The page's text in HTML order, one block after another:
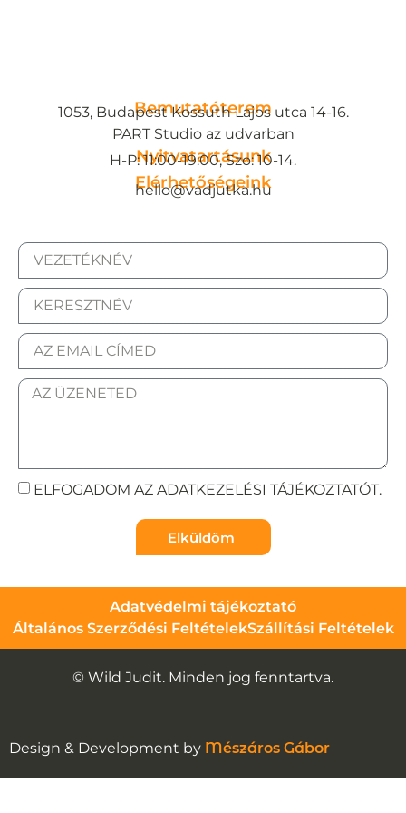
Bemutatóterem
1053, Budapest Kossuth Lajos utca 14-16.
PART Studio az udvarban
Nyitvatartásunk
H-P: 11:00-19:00, Szo: 10-14.
Elérhetőségeink
hello@vadjutka.hu
ELFOGADOM AZ ADATKEZELÉSI TÁJÉKOZTATÓT.
Elküldöm
Adatvédelmi tájékoztató
Általános Szerződési FeltételekSzállítási Feltételek
© Wild Judit. Minden jog fenntartva.
Design & Development by Mészáros Gábor